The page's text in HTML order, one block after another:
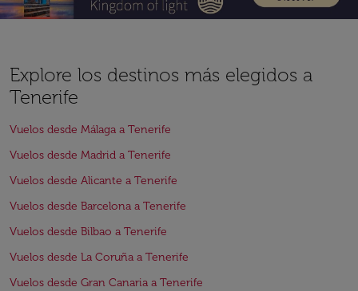
Explore los destinos más elegidos a
Tenerife
Vuelos desde Málaga a Tenerife
Vuelos desde Madrid a Tenerife
Vuelos desde Alicante a Tenerife
Vuelos desde Barcelona a Tenerife
Vuelos desde Bilbao a Tenerife
Vuelos desde La Coruña a Tenerife
Vuelos desde Gran Canaria a Tenerife